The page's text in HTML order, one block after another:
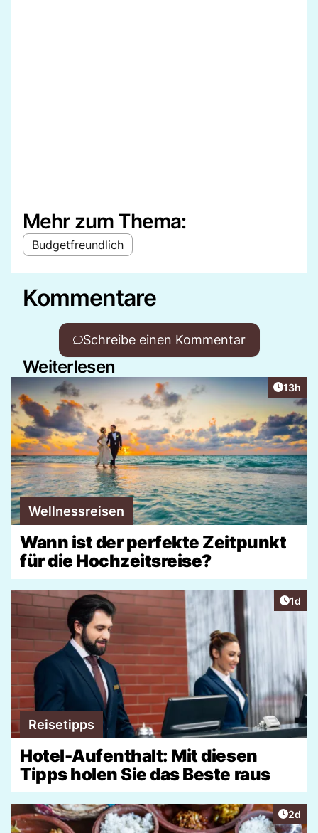
Mehr zum Thema:
Budgetfreundlich
Kommentare
Schreibe einen Kommentar
Weiterlesen
Artikel
13h
Wellnessreisen
Wann ist der perfekte Zeitpunkt
für die Hochzeitsreise?
1d
Reisetipps
Hotel-Aufenthalt: Mit diesen
Tipps holen Sie das Beste raus
2d